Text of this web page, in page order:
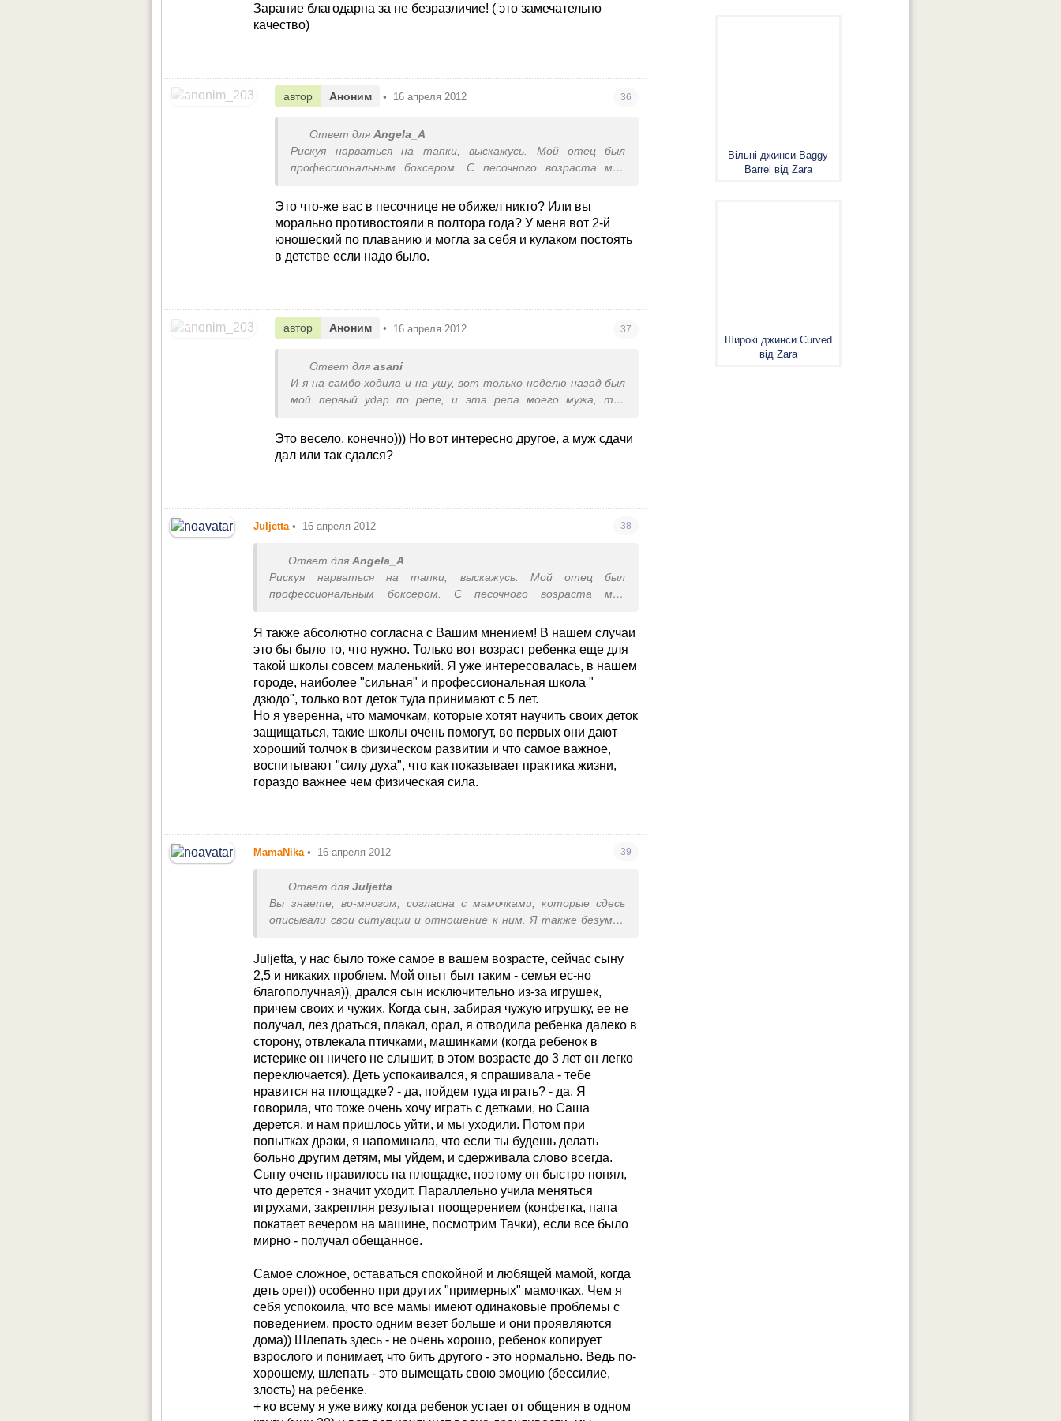
Зарание благодарна за не безразличие! ( это замечательно
качество)
автор Аноним • 16 апреля 2012 36
Ответ для Angela_A
Рискуя нарваться на тапки, выскажусь. Мой отец был
профессиональным боксером. С песочного возраста мне
детсадовского возраста я занималась восточными
единоборствами, имею 3-й юношеский разряд по самбо. И
при этом, с того же песочного возраста ни разу не
участвовала в драке, ни в нежном возрасте, ни в
или иную, Вы решите проблему и научите "давать сдачи".
Единоборства воспитывают другие, более полезные
выносливость, силу, концентрацию. Конечно, здесь есть
элемент защиты, но он второстепенный.
Это что-же вас в песочнице не обижел никто? Или вы
морально противостояли в полтора года? У меня вот 2-й
юношеский по плаванию и могла за себя и кулаком постоять
в детстве если надо было.
автор Аноним • 16 апреля 2012 37
Ответ для asani
И я на самбо ходила и на ушу, вот только неделю назад был
мой первый удар по репе, и эта репа моего мужа, так
Это весело, конечно))) Но вот интересно другое, а муж сдачи
дал или так сдался?
Juljetta • 16 апреля 2012 38
Ответ для Angela_A
Рискуя нарваться на тапки, выскажусь. Мой отец был
профессиональным боксером. С песочного возраста мне
детсадовского возраста я занималась восточными
единоборствами, имею 3-й юношеский разряд по самбо. И при
этом, с того же песочного возраста ни разу не участвовала в
драке, ни в нежном возрасте, ни в подростковом, никогда
(разумеется, поединки не в счет). Не дралась, но всегда
морально готова к противостоянию.
Хочу развеять миф о том, что сдав ребенка в секцию борьбы или
иную, Вы решите проблему и научите "давать сдачи".
Единоборства воспитывают другие, более полезные качества
мужчины – умение контролировать себя, выносливость, силу,
концентрацию. Конечно, здесь есть элемент защиты, но он
Я также абсолютно согласна с Вашим мнением! В нашем случаи
это бы было то, что нужно. Только вот возраст ребенка еще для
такой школы совсем маленький. Я уже интересовалась, в нашем
городе, наиболее "сильная" и профессиональная школа "
дзюдо", только вот деток туда принимают с 5 лет.
Но я уверенна, что мамочкам, которые хотят научить своих деток
защищаться, такие школы очень помогут, во первых они дают
хороший толчок в физическом развитии и что самое важное,
воспитывают "силу духа", что как показывает практика жизни,
гораздо важнее чем физическая сила.
MamaNika • 16 апреля 2012 39
Ответ для Juljetta
Вы знаете, во-многом, согласна с мамочками, которые сдесь
описывали свои ситуации и отношение к ним. Я также безумно
Но у нас другая ситуация и хочу поделится мнением, с немножко
другой стороны.
У нас очень благополучная семья, агрессии и насилия в семье
нет, любящие бабушки и т.п.
С самого раннего детства ребеночка приучаю к любви к деткам,
кошечкам, собачкам, цветочкам...
Во многом наш малыш служит примером для других деток ( в
свои 1год и 8 месяцев) если увидет бабушку с тяжелой сумочкой
( по его усмотрению) бежит " помогать нести"
, то что он
"мамин помощник"-это факт, помогает пылесосить,
выбрасывает мусор, делится во дворе с детками своими
игрушками, помогает маленьким девочкам подниматься по
ступенькам.
Мы много с ним занимаемся, читаем добрые сказки, понемногу
играем в ролевые игры, записались в школу "раннего развития"
Но, к сожалению, наш малыш дерется. Каждый раз! когда он
толкнет или только собирается это сделать, я делаю
замечание, объясняю, могу шлепнуть по-попе. На время это он
Каждый, кто знает мою семью, рот не повернется сказать, что
мы не занимаемся ребенком . Многие мамочки во дворе,
успокаивают, говорят- перерастет, но вот мне от этого не
легче. Так как знаю, что ему идти в садик и мне бы очень не
хотелось, что бы он там дрался с детками.
Juljetta, у нас было тоже самое в вашем возрасте, сейчас сыну
2,5 и никаких проблем. Мой опыт был таким - семья ес-но
благополучная)), дрался сын исключительно из-за игрушек,
причем своих и чужих. Когда сын, забирая чужую игрушку, ее не
получал, лез драться, плакал, орал, я отводила ребенка далеко в
сторону, отвлекала птичками, машинками (когда ребенок в
истерике он ничего не слышит, в этом возрасте до 3 лет он легко
переключается). Деть успокаивался, я спрашивала - тебе
нравится на площадке? - да, пойдем туда играть? - да. Я
говорила, что тоже очень хочу играть с детками, но Саша
дерется, и нам пришлось уйти, и мы уходили. Потом при
попытках драки, я напоминала, что если ты будешь делать
больно другим детям, мы уйдем, и сдерживала слово всегда.
Сыну очень нравилось на площадке, поэтому он быстро понял,
что дерется - значит уходит. Параллельно учила меняться
игрухами, закрепляя результат поощерением (конфетка, папа
покатает вечером на машине, посмотрим Тачки), если все было
мирно - получал обещанное.
Самое сложное, оставаться спокойной и любящей мамой, когда
деть орет)) особенно при других "примерных" мамочках. Чем я
себя успокоила, что все мамы имеют одинаковые проблемы с
поведением, просто одним везет больше и они проявляются
дома)) Шлепать здесь - не очень хорошо, ребенок копирует
взрослого и понимает, что бить другого - это нормально. Ведь по-
хорошему, шлепать - это вымещать свою эмоцию (бессилие,
злость) на ребенке.
+ ко всему я уже вижу когда ребенок устает от общения в одном
Вільні джинси Baggy
Barrel від Zara
Широкі джинси Curved
від Zara